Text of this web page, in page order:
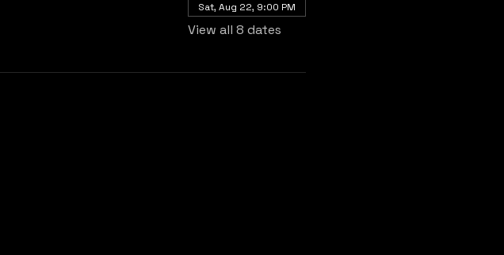
Sat, Aug 22, 9:00 PM
View all 8 dates